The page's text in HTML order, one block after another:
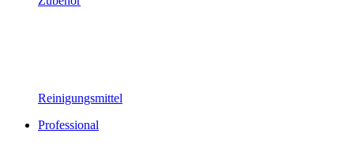
Reinigungsmittel
Professional